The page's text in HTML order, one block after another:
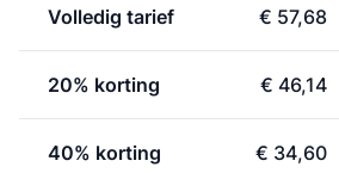
Volledig tarief € 57,68
20% korting € 46,14
40% korting € 34,60